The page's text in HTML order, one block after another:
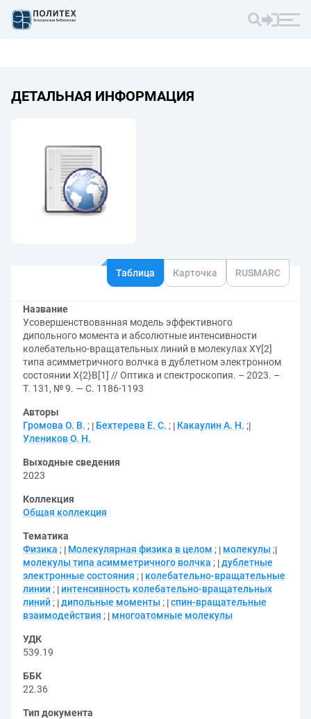
ДЕТАЛЬНАЯ ИНФОРМАЦИЯ
Таблица Карточка RUSMARC
Название
Усовершенствованная модель эффективного
дипольного момента и абсолютные интенсивности
колебательно-вращательных линий в молекулах XY[2]
типа асимметричного волчка в дублетном электронном
состоянии X{2}B[1] // Оптика и спектроскопия. – 2023. –
Т. 131, № 9. — С. 1186-1193
Авторы
Громова О. В. ; Бехтерева Е. С. ; Какаулин А. Н. ;
Улеников О. Н.
Выходные сведения
2023
Коллекция
Общая коллекция
Тематика
Физика ; Молекулярная физика в целом ; молекулы ;
молекулы типа асимметричного волчка ; дублетные
электронные состояния ;
колебательно-вращательные
линии ;
интенсивность колебательно-вращательных
линий ; дипольные моменты ; спин-вращательные
взаимодействия ; многоатомные молекулы
УДК
539.19
ББК
22.36
Тип документа